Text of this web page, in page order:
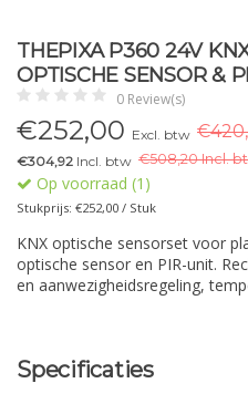
THEPIXA P360 24V
OPTISCHE SENSOR &
0 Review(s)
€252,00 Excl. btw
€304,92 Incl. btw €508,20 Incl.
Op voorraad (1)
Stukprijs: €252,00 / Stuk
KNX optische sensorset voor
optische sensor en PIR-unit.
en aanwezigheidsregeling,
Specificaties